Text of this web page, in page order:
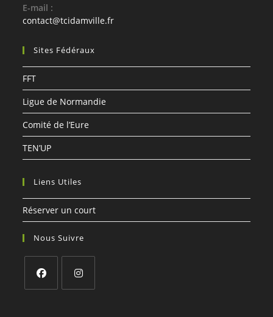
E-mail :
contact@tcidamville.frS’ouvre
Sites Fédéraux
FFT
Ligue de Normandie
Comité de l’Eure
TEN’UP
Liens Utiles
Réserver un court
Nous Suivre